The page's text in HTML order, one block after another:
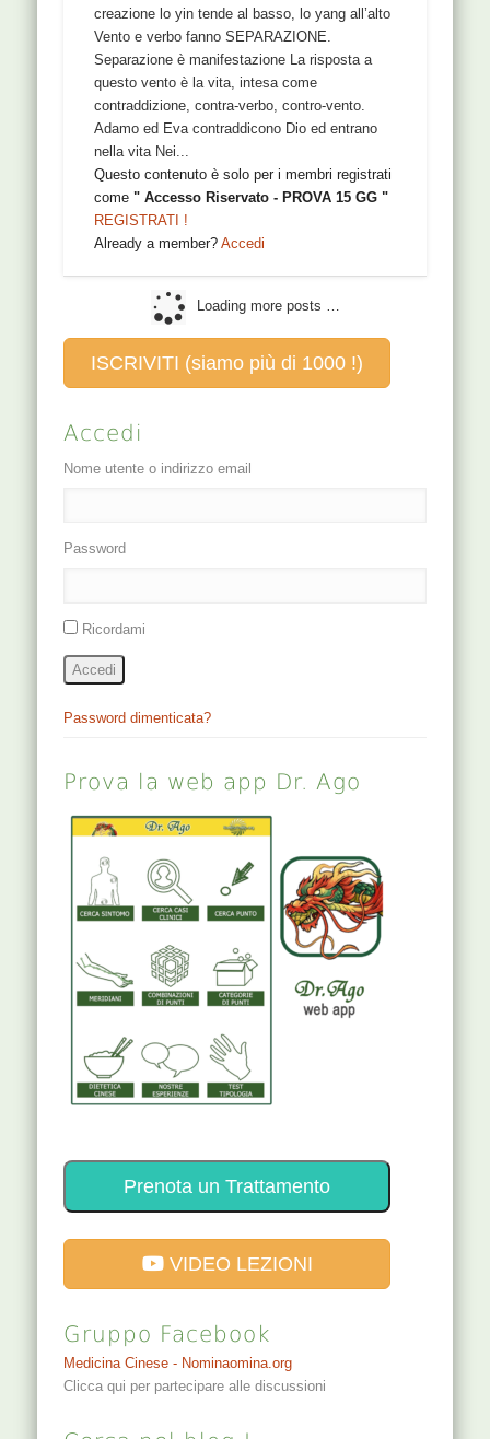
e quindi è manifestazione, è creazione Nella
creazione lo yin tende al basso, lo yang all’alto
Vento e verbo fanno SEPARAZIONE.
Separazione è manifestazione La risposta a
questo vento è la vita, intesa come
contraddizione, contra-verbo, contro-vento.
Adamo ed Eva contraddicono Dio ed entrano
nella vita Nei...
Questo contenuto è solo per i membri registrati
come" Accesso Riservato - PROVA 15 GG "
REGISTRATI !
Already a member?
ISCRIVITI (siamo più di 1000 !)
Accedi
Accedi
Prova la web app Dr. Ago
Prenota un Trattamento
VIDEO LEZIONI
Gruppo Facebook
Medicina Cinese - Nominaomina.org
Clicca qui per partecipare alle discussioni